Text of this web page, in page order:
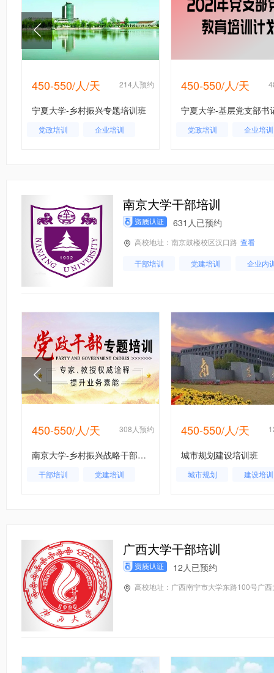
450-550/人/天 214人预约
宁夏大学-乡村振兴专题培训班
党政培训
企业培训
450-550/人/天
宁夏大学-基层党支部书
党政培训
企业培训
南京大学干部培训
631人已预约
高校地址：南京鼓楼校区汉口路 查看
干部培训 党建培训 企业内
450-550/人/天 308人预约
南京大学-乡村振兴战略干部专题培训班-乡村振兴战略课程-乡村振兴战略方案
干部培训
党建培训
450-550/人/天
城市规划建设培训班
城市规划 建设培训
广西大学干部培训
12人已预约
高校地址：广西南宁市大学东路100号广